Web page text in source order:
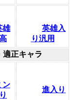
雄
英雄入
り汎用
適正キャラ
ン
進入り